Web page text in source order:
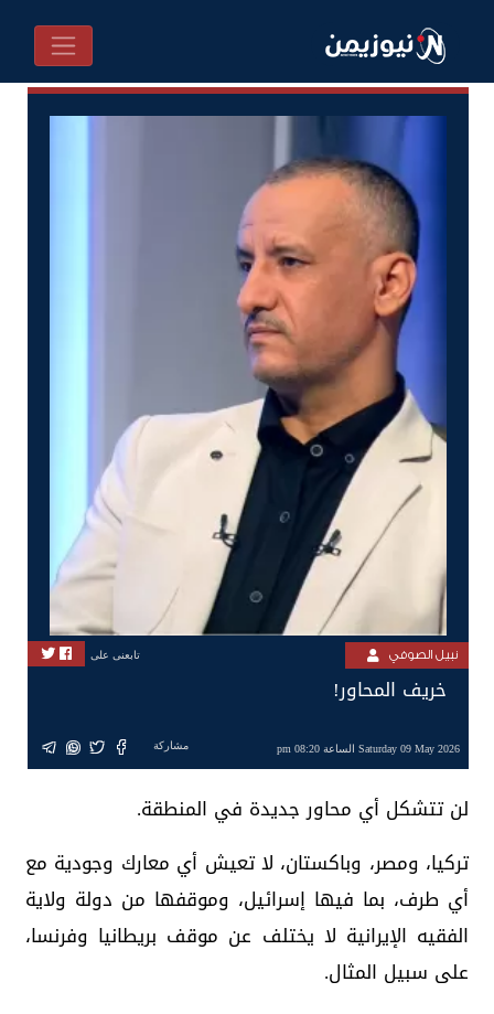
نبيل الصوفي تابعنى على
خريف المحاور!
Saturday 09 May 2026 الساعة 08:20 pm مشاركة
لن تتشكل أي محاور جديدة في المنطقة.
تركيا، ومصر، وباكستان، لا تعيش أي معارك وجودية مع
أي طرف، بما فيها إسرائيل، وموقفها من دولة ولاية
الفقيه الإيرانية لا يختلف عن موقف بريطانيا وفرنسا،
على سبيل المثال.